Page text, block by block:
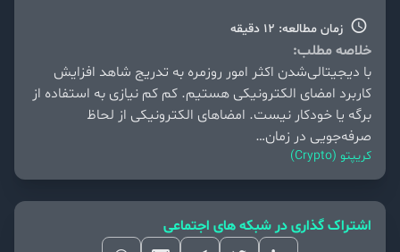
زمان مطالعه: 12 دقیقه
خلاصه مطلب:
با دیجیتالی‌شدن اکثر امور روزمره به تدریج شاهد افزایش
کاربرد امضای الکترونیکی هستیم. کم کم نیازی به استفاده از
برگه یا خودکار نیست. امضاهای الکترونیکی از لحاظ
صرفه‌جویی در زمان…
کریپتو (Crypto)
اشتراک گذاری در شبکه های اجتماعی